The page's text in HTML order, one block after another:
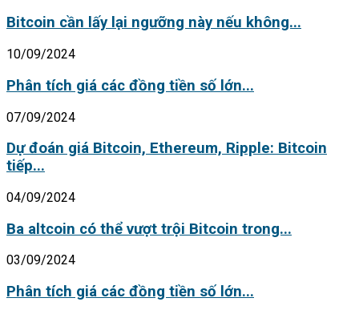
Bitcoin cần lấy lại ngưỡng này nếu không...
10/09/2024
Phân tích giá các đồng tiền số lớn...
07/09/2024
Dự đoán giá Bitcoin, Ethereum, Ripple: Bitcoin
tiếp...
04/09/2024
Ba altcoin có thể vượt trội Bitcoin trong...
03/09/2024
Phân tích giá các đồng tiền số lớn...